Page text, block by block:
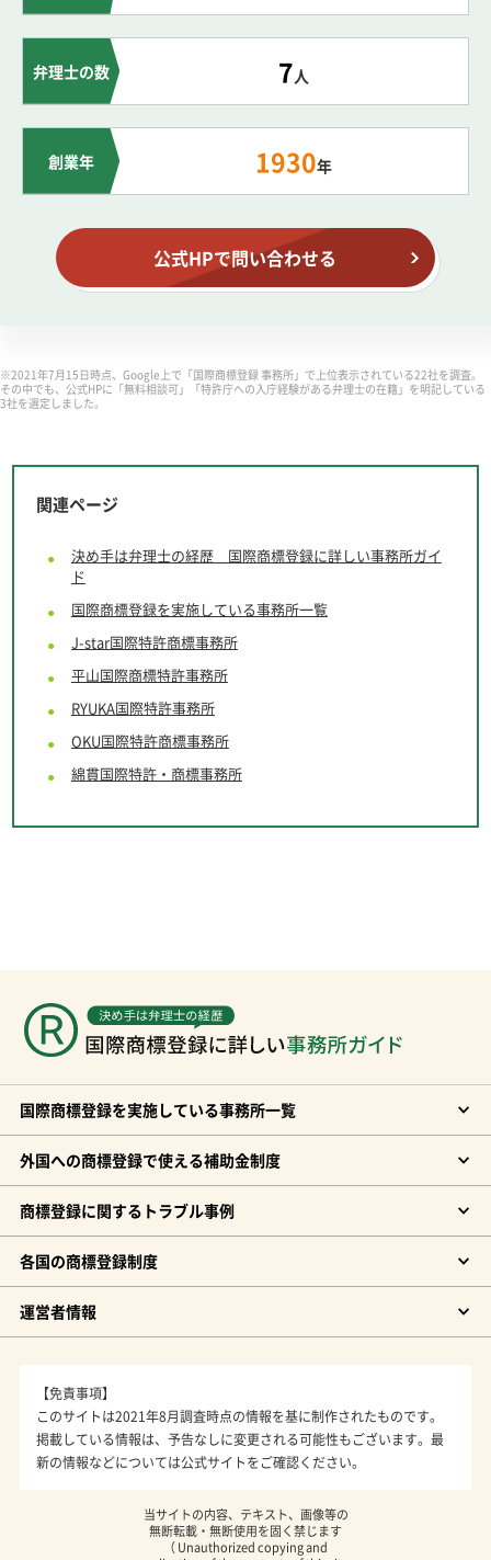
弁理士の数 7人
創業年 1930年
公式HPで問い合わせる
※2021年7月15日時点、Google上で「国際商標登録 事務所」で上位表示されている22社を調査。
その中でも、公式HPに「無料相談可」「特許庁への入庁経験がある弁理士の在籍」を明記している
3社を選定しました。
関連ページ
決め手は弁理士の経歴 国際商標登録に詳しい事務所ガイ
ド
国際商標登録を実施している事務所一覧
J-star国際特許商標事務所
平山国際商標特許事務所
RYUKA国際特許事務所
OKU国際特許商標事務所
綿貫国際特許・商標事務所
国際商標登録を実施している事務所一覧
外国への商標登録で使える補助金制度
商標登録に関するトラブル事例
各国の商標登録制度
運営者情報
【免責事項】
このサイトは2021年8月調査時点の情報を基に制作されたものです。
掲載している情報は、予告なしに変更される可能性もございます。最
新の情報などについては公式サイトをご確認ください。
当サイトの内容、テキスト、画像等の
無断転載・無断使用を固く禁じます
（ Unauthorized copying and